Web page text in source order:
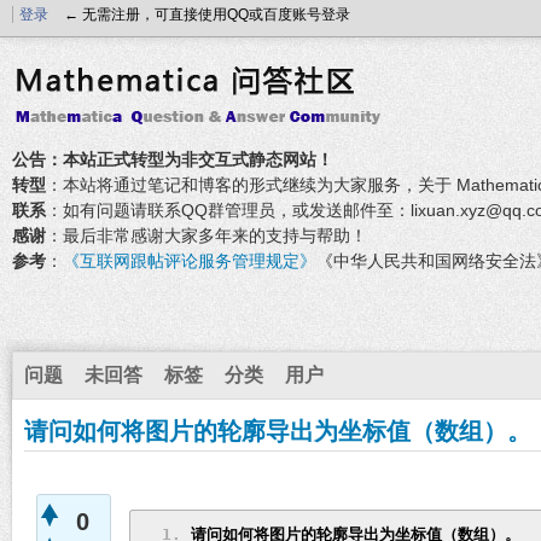
登录 ← 无需注册，可直接使用QQ或百度账号登录
公告：本站正式转型为非交互式静态网站！
转型 ：本站将通过笔记和博客的形式继续为大家服务，关于
联系 ：如有问题请联系QQ群管理员，或发送邮件至：
感谢 ：最后非常感谢大家多年来的支持与帮助！
参考 ： 《互联网跟帖评论服务管理规定》 《中华人民共和国网络安全
问题 未回答 标签 分类 用户
请问如何将图片的轮廓导出为坐标值（数组）。
0 请问如何将图片的轮廓导出为坐标值（数组）。